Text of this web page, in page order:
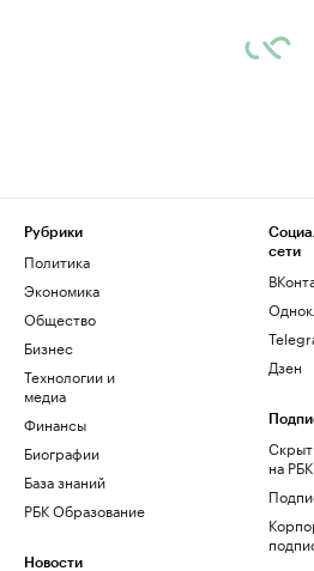
Рубрики
Политика
Экономика
Общество
Бизнес
Технологии и
медиа
Финансы
Биографии
База знаний
РБК Образование
Новости
сети
Дзен
на РБК